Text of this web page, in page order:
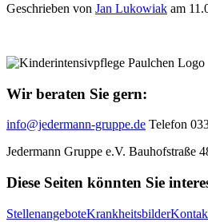
Geschrieben von Jan Lukowiak am
Wir beraten Sie gern:
info@jedermann-gruppe.de Telefon
Jedermann Gruppe e.V. Bauhofstraße
Diese Seiten könnten Sie
StellenangeboteKrankheitsbilder